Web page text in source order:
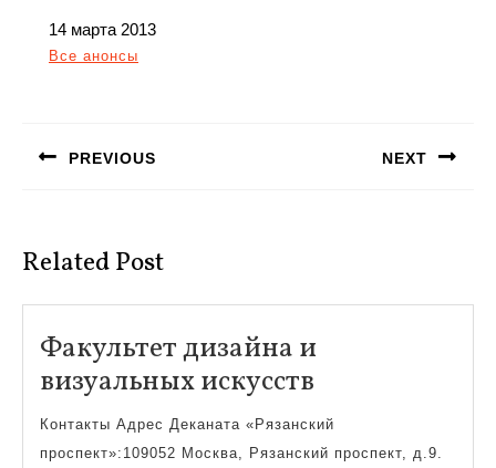
14 марта 2013
Все анонсы
записям
PREVIOUS NEXT
Related Post
Факультет дизайна и
визуальных искусств
дизайна
и
Контакты Адрес Деканата «Рязанский
проспект»:109052 Москва, Рязанский проспект, д.9.